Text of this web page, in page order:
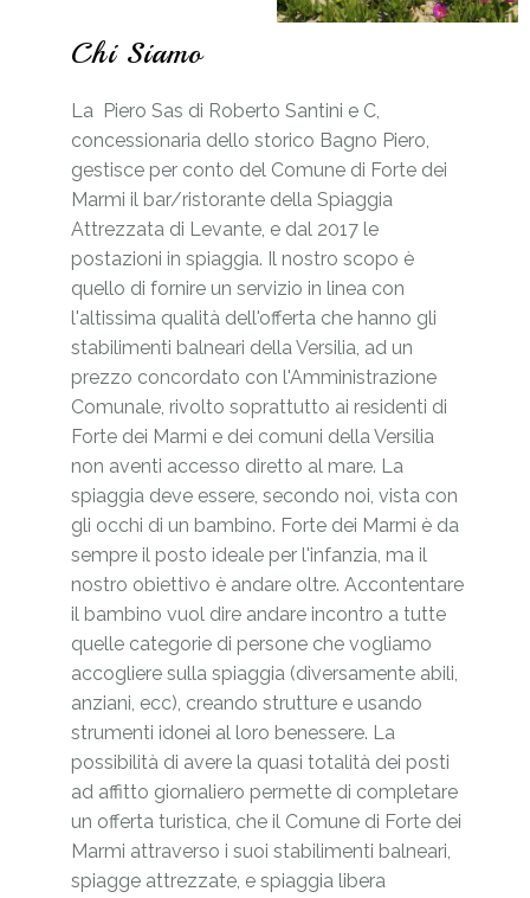
Chi Siamo
La Piero Sas di Roberto Santini e C,
concessionaria dello storico Bagno Piero,
gestisce per conto del Comune di Forte dei
Marmi il bar/ristorante della Spiaggia
Attrezzata di Levante, e dal 2017 le
postazioni in spiaggia. Il nostro scopo è
quello di fornire un servizio in linea con
l'altissima qualità dell'offerta che hanno gli
stabilimenti balneari della Versilia, ad un
prezzo concordato con l'Amministrazione
Comunale, rivolto soprattutto ai residenti di
Forte dei Marmi e dei comuni della Versilia
non aventi accesso diretto al mare. La
spiaggia deve essere, secondo noi, vista con
gli occhi di un bambino. Forte dei Marmi è da
sempre il posto ideale per l'infanzia, ma il
nostro obiettivo è andare oltre. Accontentare
il bambino vuol dire andare incontro a tutte
quelle categorie di persone che vogliamo
accogliere sulla spiaggia (diversamente abili,
anziani, ecc), creando strutture e usando
strumenti idonei al loro benessere. La
possibilità di avere la quasi totalità dei posti
ad affitto giornaliero permette di completare
un offerta turistica, che il Comune di Forte dei
Marmi attraverso i suoi stabilimenti balneari,
spiagge attrezzate, e spiaggia libera